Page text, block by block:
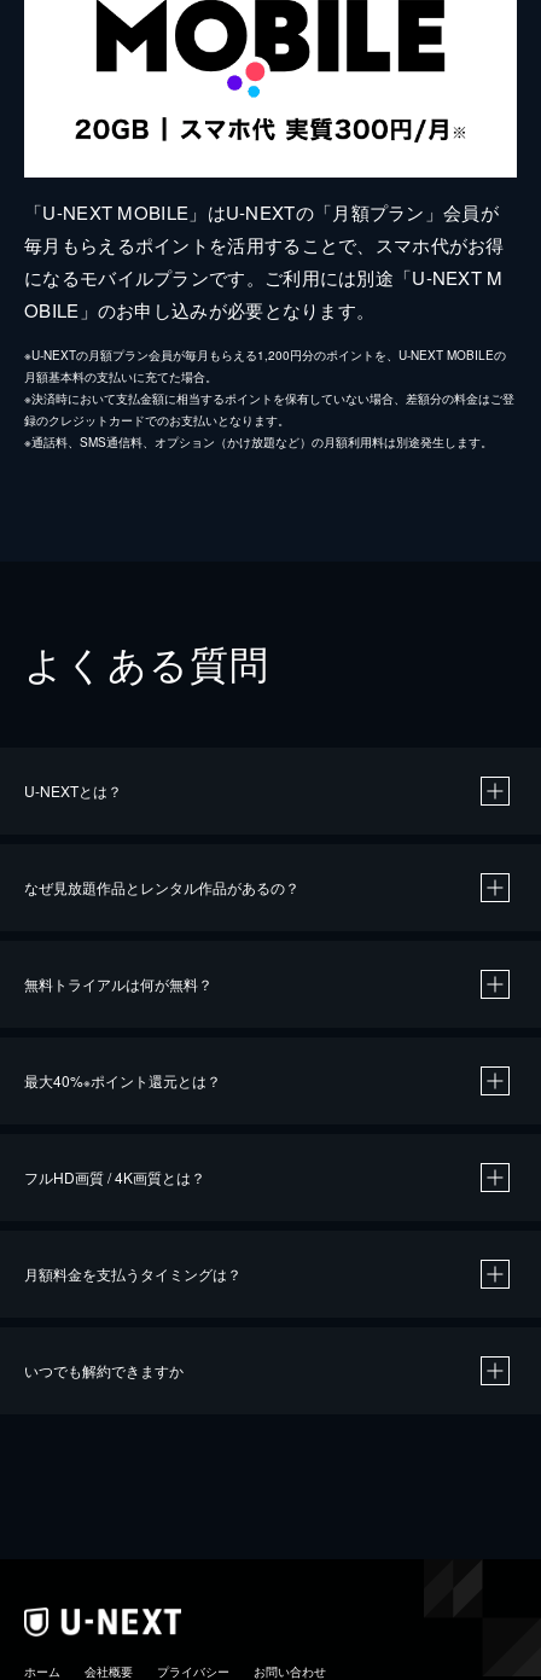
「U-NEXT MOBILE」はU-NEXTの「月額プラン」会員が
毎月もらえるポイントを活用することで、スマホ代がお得
になるモバイルプランです。ご利用には別途「U-NEXT M
OBILE」のお申し込みが必要となります。
※U-NEXTの月額プラン会員が毎月もらえる1,200円分のポイントを、U-NEXT MOBILEの
月額基本料の支払いに充てた場合。
※決済時において支払金額に相当するポイントを保有していない場合、差額分の料金はご登
録のクレジットカードでのお支払いとなります。
※通話料、SMS通信料、オプション（かけ放題など）の月額利用料は別途発生します。
よくある質問
U-NEXTとは？
なぜ見放題作品とレンタル作品があるの？
無料トライアルは何が無料？
最大40%※ポイント還元とは？
※40％ポイント還元の対象は、クレジットカード決済による作品の購入 / レンタルです。
iOSアプリのUコイン決済による作品の購入 / レンタルは、20％のポイント還元です。
フルHD画質 / 4K画質とは？
月額料金を支払うタイミングは？
いつでも解約できますか
ホーム 会社概要 プライバシー お問い合わせ